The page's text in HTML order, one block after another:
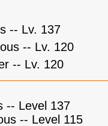
-- Lv. 137
-- Lv. 120
-- Lv. 120
-- Level 137
-- Level 115